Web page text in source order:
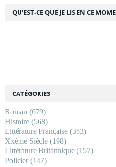
CATÉGORIES
Roman (679)
Histoire (568)
Littérature Française (353)
Xxème Siècle (198)
Littérature Britannique (157)
Policier(147)
QU'EST-CE QUE JE LIS EN CE